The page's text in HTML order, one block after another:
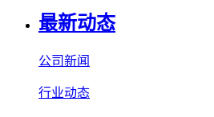
最新动态
公司新闻
行业动态